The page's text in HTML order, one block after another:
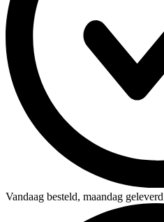
Vandaag besteld, maandag geleverd